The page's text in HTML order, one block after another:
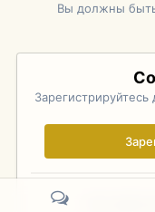
Вы должны быть
Уже